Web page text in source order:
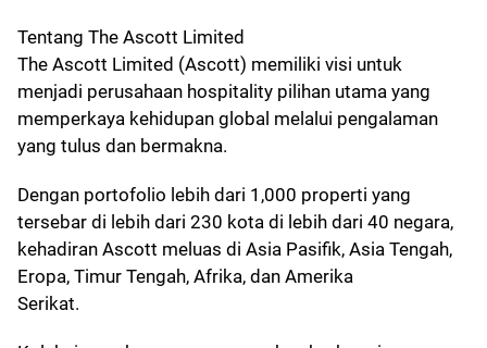
Tentang The Ascott Limited
The Ascott Limited (Ascott) memiliki visi untuk
menjadi perusahaan hospitality pilihan utama yang
memperkaya kehidupan global melalui pengalaman
yang tulus dan bermakna.
Dengan portofolio lebih dari 1,000 properti yang
tersebar di lebih dari 230 kota di lebih dari 40 negara,
kehadiran Ascott meluas di Asia Pasifik, Asia Tengah,
Eropa, Timur Tengah, Afrika, dan Amerika
Serikat.